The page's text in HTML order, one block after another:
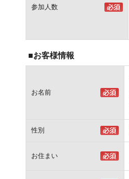
参加人数
■お客様情報
お名前
性別
お住まい